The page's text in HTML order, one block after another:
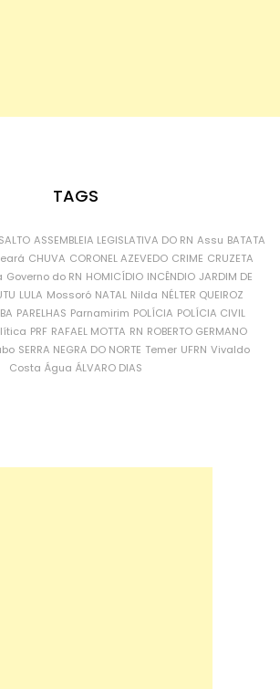
TAGS
ASSEMBLEIA LEGISLATIVA DO RN Assu BATATA
CHUVA CORONEL AZEVEDO CRIME CRUZETA
Governo do RN HOMICÍDIO INCÊNDIO JARDIM DE
LULA Mossoró NATAL Nilda NÉLTER QUEIROZ
PARELHAS Parnamirim POLÍCIA POLÍCIA CIVIL
PRF RAFAEL MOTTA RN ROBERTO GERMANO
SERRA NEGRA DO NORTE Temer UFRN Vivaldo
Costa Água ÁLVARO DIAS